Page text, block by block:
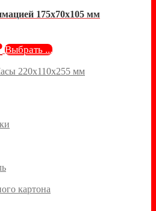
175х70х105 мм
Выбрать ...
220х110х255 мм
картона